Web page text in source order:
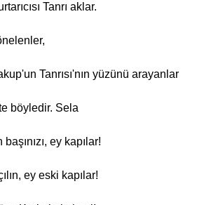
Tanrı aklar.
Tanrısı'nın yüzünü arayanlar
böyledir. Sela
başınızı, ey kapılar!
ey eski kapılar!